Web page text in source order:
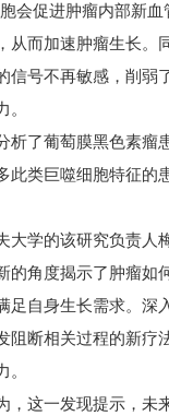
会促进肿瘤内部新
从而加速肿瘤生长。
信号不再敏感，削弱
了葡萄膜黑色素瘤
此类巨噬细胞特征的
学的该研究负责人
的角度揭示了肿瘤如
足自身生长需求。深
阻断相关过程的新疗
这一发现提示，未